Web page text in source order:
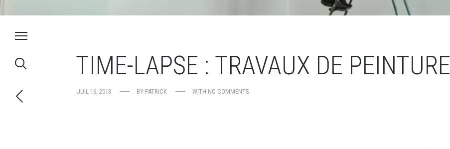
TIME-LAPSE : TRAVAUX DE PEINTURE
JUIL 16, 2013 BY PATRICK WITH NO COMMENTS